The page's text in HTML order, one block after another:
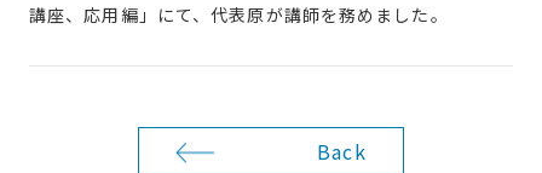
講座、応用編」にて、代表原が講師を務めました。
Back